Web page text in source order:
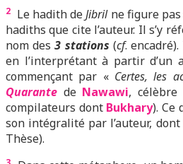
2 Le hadith deJibrilne figure pas
hadiths que cite l’auteur. Il s’y
nom des3 stations (cf.
en l’interprétant à partir d’un
commençant par « Certes, les
Quarante de Nawawi, célèbre
compilateurs dont Bukhary). Ce
son intégralité par l’auteur,
Thèse).